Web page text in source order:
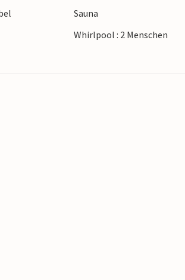
Sauna
Whirlpool : 2 Menschen